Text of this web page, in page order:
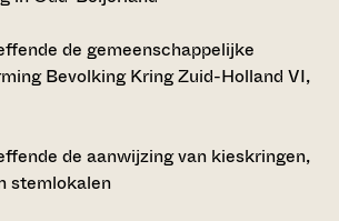
de gemeenschappelijke
Bevolking Kring Zuid-Holland VI,
de aanwijzing van kieskringen,
stemlokalen